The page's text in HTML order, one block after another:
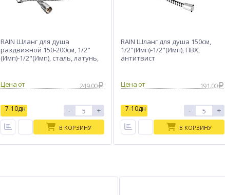
RAIN Шланг для душа
раздвижной 150-200см, 1/2"
(Имп)-1/2"(Имп), сталь, латунь,
Цена от
249.00
7-10дн - +
В КОРЗИНУ
RAIN Шланг для душа 150см,
1/2"(Имп)-1/2"(Имп), ПВХ,
антитвист
Цена от 191.00
7-10дн - +
В КОРЗИНУ